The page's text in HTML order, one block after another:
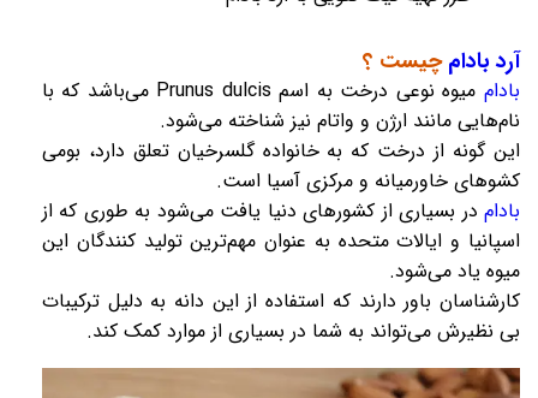
آرد بادامچیست ؟
بادام
میوه نوعی درخت به اسم Prunus dulcis می‌باشد که با
نام‌هایی مانند ارژن و واتام نیز شناخته می‌شود.
این گونه از درخت که به خانواده گلسرخیان تعلق دارد، بومی
کشوهای خاورمیانه و مرکزی آسیا است.
بادام در بسیاری از کشورهای دنیا یافت می‌شود به طوری که از
اسپانیا و ایالات متحده به عنوان مهم‌ترین تولید کنندگان این
میوه یاد می‌شود.
کارشناسان باور دارند که استفاده از این دانه به دلیل ترکیبات
بی نظیرش می‌تواند به شما در بسیاری از موارد کمک کند.